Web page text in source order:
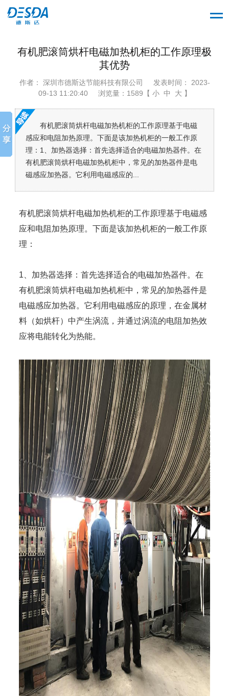
有机肥滚筒烘杆电磁加热机柜的工作原理极
其优势
作者： 深圳市德斯达节能科技有限公司
发表时间： 2023-
09-13 11:20:40
浏览量：1589【 小 中 大 】
有机肥滚筒烘杆电磁加热机柜的工作原理基于电磁
感应和电阻加热原理。下面是该加热机柜的一般工作原
理：1、加热器选择：首先选择适合的电磁加热器件。在
有机肥滚筒烘杆电磁加热机柜中，常见的加热器件是电
磁感应加热器。它利用电磁感应的...
有机肥滚筒烘杆电磁加热机柜的工作原理基于电磁感
应和电阻加热原理。下面是该加热机柜的一般工作原
理：
1、加热器选择：首先选择适合的电磁加热器件。在
有机肥滚筒烘杆电磁加热机柜中，常见的加热器件是
电磁感应加热器。它利用电磁感应的原理，在金属材
料（如烘杆）中产生涡流，并通过涡流的电阻加热效
应将电能转化为热能。